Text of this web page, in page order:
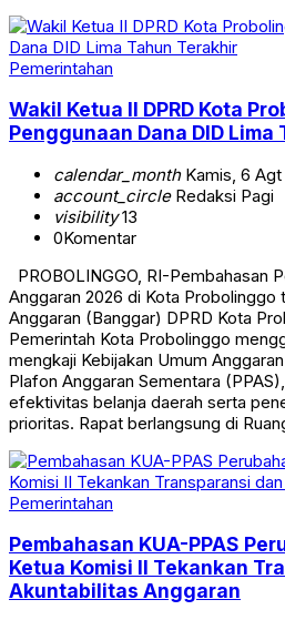
Pemerintahan
Wakil Ketua II DPRD Kota
Penggunaan Dana DID Lima
calendar_monthKamis, 6 Agt
account_circleRedaksi Pagi
visibility13
0Komentar
PROBOLINGGO, RI-Pembahasan
Anggaran 2026 di Kota Probolinggo
Anggaran (Banggar) DPRD Kota
Pemerintah Kota Probolinggo
mengkaji Kebijakan Umum
Plafon Anggaran Sementara
efektivitas belanja daerah serta
prioritas. Rapat berlangsung di
Pemerintahan
Pembahasan KUA-PPAS
Ketua Komisi II Tekankan
Akuntabilitas Anggaran